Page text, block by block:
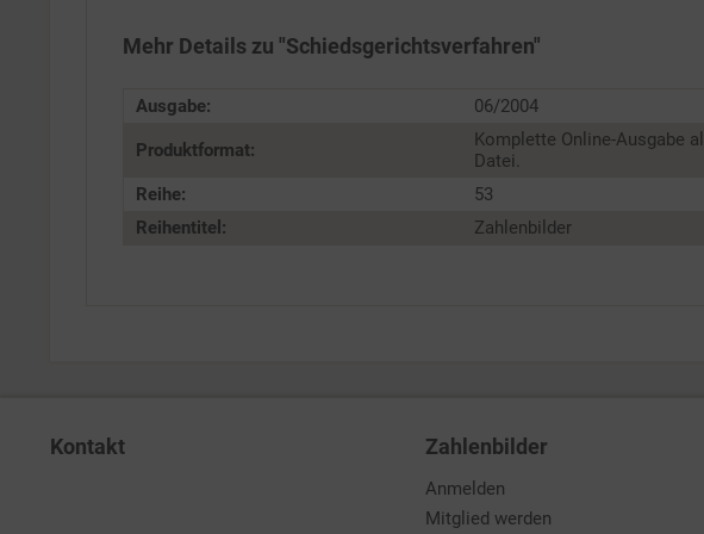
Mehr Details zu "Schiedsgerichtsverfahren"
Ausgabe: 06/2004
Produktformat:
Komplette Online-Ausgabe
Datei.
Reihe:
53
Reihentitel:
Zahlenbilder
Kontakt Zahlenbilder
Anmelden
Mitglied werden